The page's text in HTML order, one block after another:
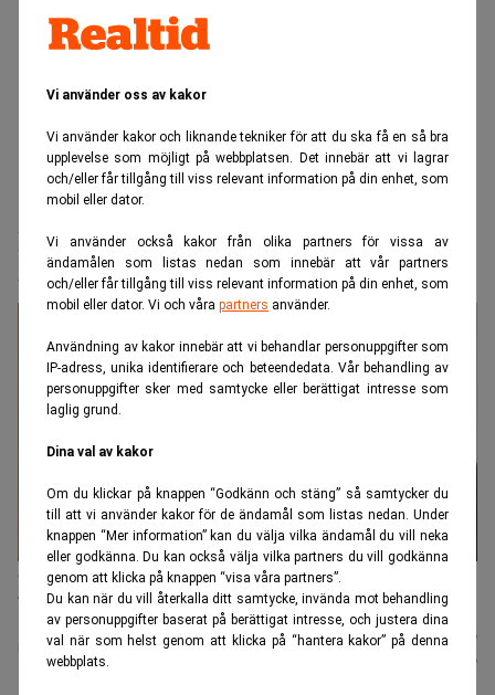
Vi använder oss av kakor
Vi använder kakor och liknande tekniker för att du ska få en så bra
upplevelse som möjligt på webbplatsen. Det innebär att vi lagrar
och/eller får tillgång till viss relevant information på din enhet, som
mobil eller dator.
Vi använder också kakor från olika partners för vissa av
ändamålen som listas nedan som innebär att vår partners
och/eller får tillgång till viss relevant information på din enhet, som
mobil eller dator. Vi och våra partners använder.
Användning av kakor innebär att vi behandlar personuppgifter som
IP-adress, unika identifierare och beteendedata. Vår behandling av
personuppgifter sker med samtycke eller berättigat intresse som
laglig grund.
Dina val av kakor
Om du klickar på knappen “Godkänn och stäng” så samtycker du
till att vi använder kakor för de ändamål som listas nedan. Under
knappen “Mer information” kan du välja vilka ändamål du vill neka
eller godkänna. Du kan också välja vilka partners du vill godkänna
genom att klicka på knappen “visa våra partners”.
Du kan när du vill återkalla ditt samtycke, invända mot behandling
av personuppgifter baserat på berättigat intresse, och justera dina
val när som helst genom att klicka på “hantera kakor” på denna
webbplats.
Realtid.se Börs & finans
Dimon varnar – vill inte köpa aktier
eller statspapper
Jamie Dimon håller hårt i plånboken just nu.(Foto: Seth Wenig / AP
/TT)
Johan
Colliander
Publicerad:21 juli 2026
21 juli 2026